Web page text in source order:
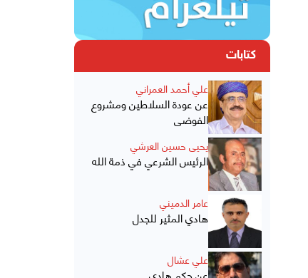
كتابات
علي أحمد العمراني
عن عودة السلاطين ومشروع
الفوضى
يحيى حسين العرشي
الرئيس الشرعي في ذمة الله
عامر الدميني
هادي المثير للجدل
علي عشال